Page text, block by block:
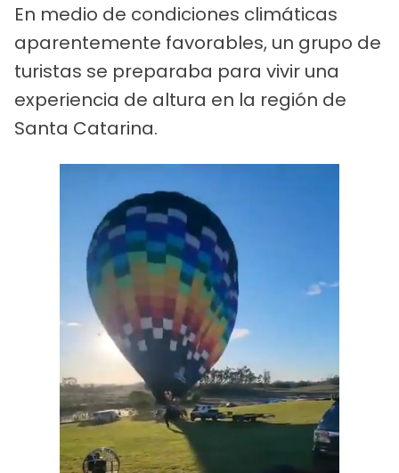
En medio de condiciones climáticas
aparentemente favorables, un grupo de
turistas se preparaba para vivir una
experiencia de altura en la región de
Santa Catarina.